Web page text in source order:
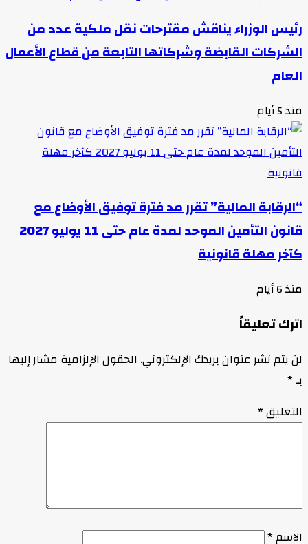
رئيس الوزراء يناقش مقترحات نقل ملكية عدد من
الشركات القابضة وشركاتها التابعة من قطاع الأعمال
العام
منذ 5 أيام
“الرقابة المالية” تقرر مد فترة توفيق الأوضاع مع
قانون التأمين الموحد لمدة عام حتى 11 يوليو 2027
كآخر مهلة قانونية
منذ 6 أيام
اترك تعليقاً
لن يتم نشر عنوان بريدك الإلكتروني. الحقول الإلزامية مشار إليها
بـ*
التعليق*
الاسم*